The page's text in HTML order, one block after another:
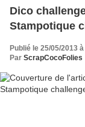
Dico
Stampotique
Publié le 25/05/2013
Par ScrapCocoFolies